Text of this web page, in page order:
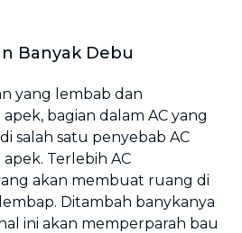
Banyak Debu
yang lembab dan
bagian dalam AC yang
salah satu penyebab AC
Terlebih AC
akan membuat ruang di
Ditambah banykanya
ini akan memperparah bau